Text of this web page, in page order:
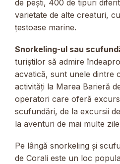
de pești, 400 de tipuri
varietate de alte creaturi,
țestoase marine.
Snorkeling-ul sau
turiștilor să admire
acvatică, sunt unele dintre
activități la Marea Barieră
operatori care oferă
scufundări, de la excursii
la aventuri de mai multe
Pe lângă snorkeling și
de Corali este un loc